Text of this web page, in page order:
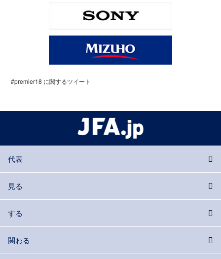
#premier18 に関するツイート
代表
見る
する
関わる